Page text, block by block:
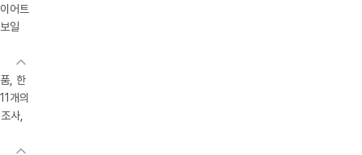
어트
일
, 한
개의
사,